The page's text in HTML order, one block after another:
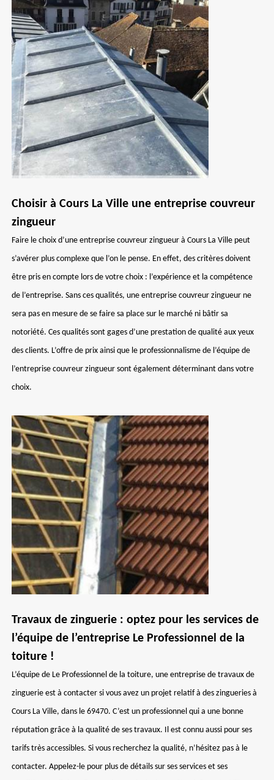
Choisir à Cours La Ville une entreprise couvreur
zingueur
Faire le choix d’une entreprise couvreur zingueur à Cours La Ville peut
s’avérer plus complexe que l’on le pense. En effet, des critères doivent
être pris en compte lors de votre choix : l’expérience et la compétence
de l’entreprise. Sans ces qualités, une entreprise couvreur zingueur ne
sera pas en mesure de se faire sa place sur le marché ni bâtir sa
notoriété. Ces qualités sont gages d’une prestation de qualité aux yeux
des clients. L’offre de prix ainsi que le professionnalisme de l’équipe de
l’entreprise couvreur zingueur sont également déterminant dans votre
choix.
Travaux de zinguerie : optez pour les services de
l’équipe de l’entreprise Le Professionnel de la
toiture !
L’équipe de Le Professionnel de la toiture, une entreprise de travaux de
zinguerie est à contacter si vous avez un projet relatif à des zingueries à
Cours La Ville, dans le 69470. C’est un professionnel qui a une bonne
réputation grâce à la qualité de ses travaux. Il est connu aussi pour ses
tarifs très accessibles. Si vous recherchez la qualité, n’hésitez pas à le
contacter. Appelez-le pour plus de détails sur ses services et ses